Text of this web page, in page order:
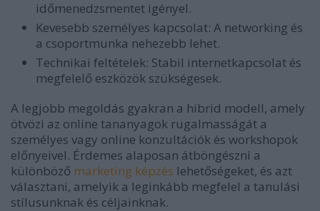
időmenedzsmentet igényel.
Kevesebb személyes kapcsolat: A networking és
a csoportmunka nehezebb lehet.
Technikai feltételek: Stabil internetkapcsolat és
megfelelő eszközök szükségesek.
A legjobb megoldás gyakran a hibrid modell, amely
ötvözi az online tananyagok rugalmasságát a
személyes vagy online konzultációk és workshopok
előnyeivel. Érdemes alaposan átböngészni a
különböző marketing képzés lehetőségeket, és azt
választani, amelyik a leginkább megfelel a tanulási
stílusunknak és céljainknak.